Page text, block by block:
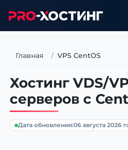
Главная VPS CentOS
Хостинг VDS/
серверов с
Дата обновления:06 августа 2026